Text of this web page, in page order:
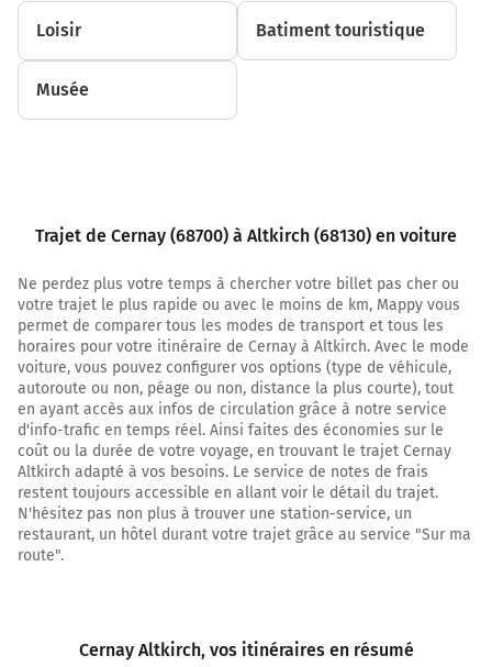
continuer sur 1,6 kilomètre
10,2 km
Au rond-point, prendre la 3ème sortie sur D466 et
continuer sur 8,8 kilomètres
11,8 km
Au rond-point, prendre la 3ème sortie sur D466 et
continuer sur 4,1 kilomètres
20,6 km
Au rond-point, prendre la 1ère sortie sur D432 (Rue de
l'Ill) et continuer sur 160 mètres
24,7 km
24,9 km
Loisir Batiment touristique
Musée
Trajet de Cernay (68700) à Altkirch (68130) en voiture
Ne perdez plus votre temps à chercher votre billet pas cher ou
votre trajet le plus rapide ou avec le moins de km, Mappy vous
permet de comparer tous les modes de transport et tous les
horaires pour votre itinéraire de Cernay à Altkirch. Avec le mode
voiture, vous pouvez configurer vos options (type de véhicule,
autoroute ou non, péage ou non, distance la plus courte), tout
en ayant accès aux infos de circulation grâce à notre service
d'info-trafic en temps réel. Ainsi faites des économies sur le
coût ou la durée de votre voyage, en trouvant le trajet Cernay
Altkirch adapté à vos besoins. Le service de notes de frais
restent toujours accessible en allant voir le détail du trajet.
N'hésitez pas non plus à trouver une station-service, un
restaurant, un hôtel durant votre trajet grâce au service "Sur ma
route".
Cernay Altkirch, vos itinéraires en résumé